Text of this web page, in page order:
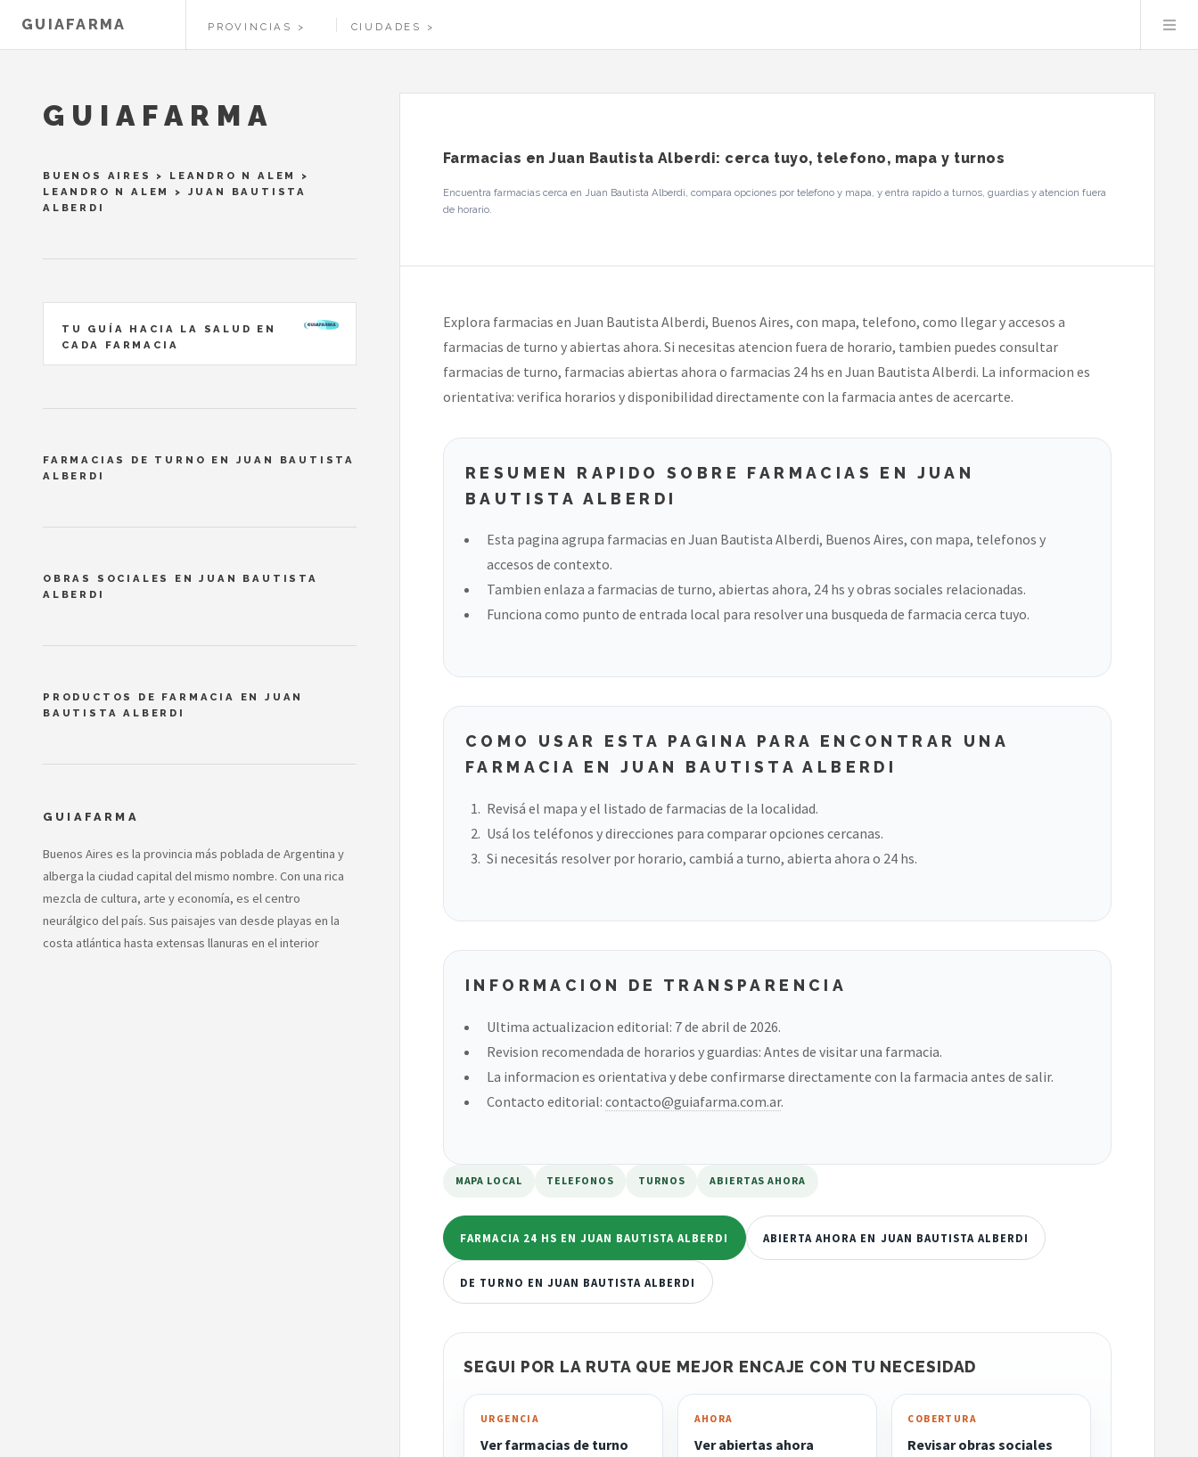
GUIAFARMA PROVINCIAS CIUDADES
Farmacias en Juan Bautista Alberdi: cerca tuyo, telefono, mapa y turnos
Encuentra farmacias cerca en Juan Bautista Alberdi, compara opciones por telefono y mapa, y entra rapido a turnos, guardias y atencion fuera
de horario.
Explora farmacias en Juan Bautista Alberdi, Buenos Aires, con mapa, telefono, como llegar y accesos a
farmacias de turno y abiertas ahora. Si necesitas atencion fuera de horario, tambien puedes consultar
farmacias de turno, farmacias abiertas ahora o farmacias 24 hs en Juan Bautista Alberdi. La informacion es
orientativa: verifica horarios y disponibilidad directamente con la farmacia antes de acercarte.
RESUMEN RAPIDO SOBRE FARMACIAS EN JUAN
BAUTISTA ALBERDI
Esta pagina agrupa farmacias en Juan Bautista Alberdi, Buenos Aires, con mapa, telefonos y
accesos de contexto.
Tambien enlaza a farmacias de turno, abiertas ahora, 24 hs y obras sociales relacionadas.
Funciona como punto de entrada local para resolver una busqueda de farmacia cerca tuyo.
COMO USAR ESTA PAGINA PARA ENCONTRAR UNA
FARMACIA EN JUAN BAUTISTA ALBERDI
Revisá el mapa y el listado de farmacias de la localidad.
Usá los teléfonos y direcciones para comparar opciones cercanas.
Si necesitás resolver por horario, cambiá a turno, abierta ahora o 24 hs.
INFORMACION DE TRANSPARENCIA
Ultima actualizacion editorial: 7 de abril de 2026.
Revision recomendada de horarios y guardias: Antes de visitar una farmacia.
La informacion es orientativa y debe confirmarse directamente con la farmacia antes de salir.
Contacto editorial: contacto@guiafarma.com.ar.
MAPA LOCAL TELEFONOS TURNOS ABIERTAS AHORA
FARMACIA 24 HS EN JUAN BAUTISTA ALBERDI ABIERTA AHORA EN JUAN BAUTISTA ALBERDI
DE TURNO EN JUAN BAUTISTA ALBERDI
SEGUI POR LA RUTA QUE MEJOR ENCAJE CON TU NECESIDAD
URGENCIA
Ver farmacias de turno
AHORA
Ver abiertas ahora
COBERTURA
Revisar obras sociales
GUIAFARMA
BUENOS AIRES > LEANDRO N ALEM
>
LEANDRO N ALEM
> JUAN BAUTISTA
ALBERDI
TU GUÍA HACIA LA SALUD EN
CADA FARMACIA
FARMACIAS DE TURNO EN JUAN BAUTISTA
ALBERDI
OBRAS SOCIALES EN JUAN BAUTISTA
ALBERDI
PRODUCTOS DE FARMACIA EN JUAN
BAUTISTA ALBERDI
GUIAFARMA
Buenos Aires es la provincia más poblada de Argentina y
alberga la ciudad capital del mismo nombre. Con una rica
mezcla de cultura, arte y economía, es el centro
neurálgico del país. Sus paisajes van desde playas en la
costa atlántica hasta extensas llanuras en el interior